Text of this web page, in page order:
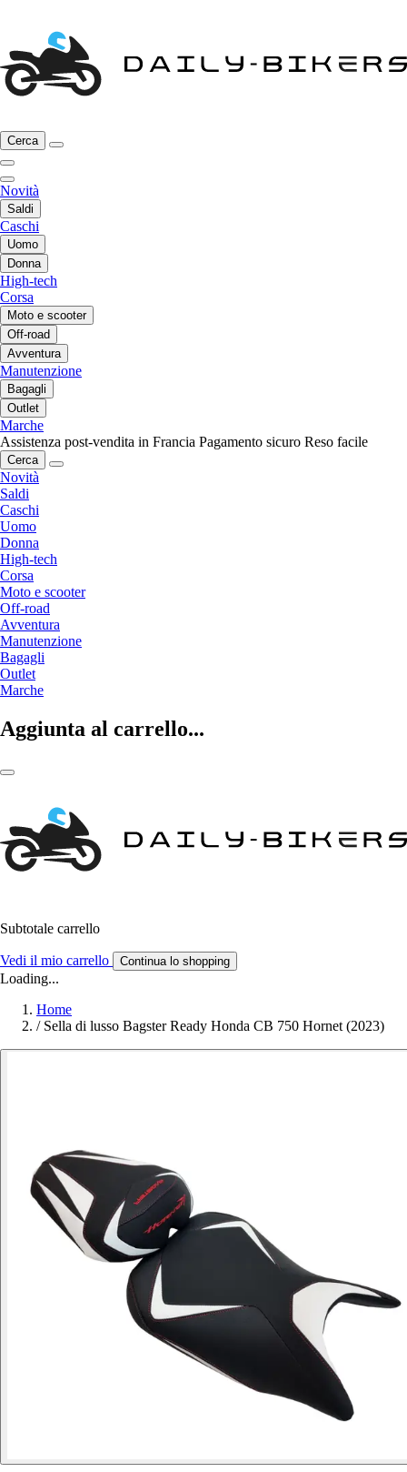
Cerca
Novità
Saldi
Caschi
Uomo
Donna
High-tech
Corsa
Moto e scooter
Off-road
Avventura
Manutenzione
Bagagli
Outlet
Marche
Assistenza post-vendita in Francia Pagamento sicuro Reso facile
Cerca
Novità
Saldi
Caschi
Uomo
Donna
High-tech
Corsa
Moto e scooter
Off-road
Avventura
Manutenzione
Bagagli
Outlet
Marche
Aggiunta al carrello...
Subtotale carrello
Vedi il mio carrello Continua lo shopping
Loading...
Home
/ Sella di lusso Bagster Ready Honda CB 750 Hornet (2023)